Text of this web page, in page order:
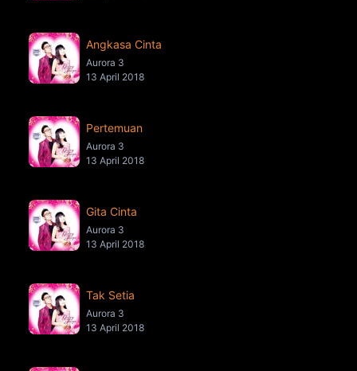
Angkasa Cinta
Aurora 3
13 April 2018
Pertemuan
Aurora 3
13 April 2018
Gita Cinta
Aurora 3
13 April 2018
Tak Setia
Aurora 3
13 April 2018